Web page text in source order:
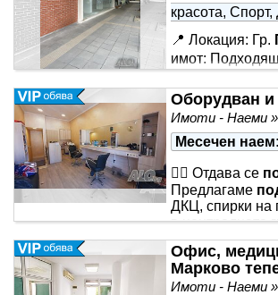
красота,
📍 Локация: Гр.
имот:
230 кв.м,
видимост и
подходящо за
магазинза
Оборудван и
Имоти - Наеми
Месечен наем:
💇‍♀️ Отдава се
Предлагаме
ДКЦ, спирки на
в централната
Партерно ниво
помещение,
дейности 📍
Офис,
Марково
Имоти - Наеми